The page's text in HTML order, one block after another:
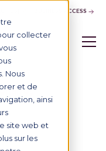
collecter
Nous
et de
ainsi
site web et
sur les
BUSINESS ACCESS